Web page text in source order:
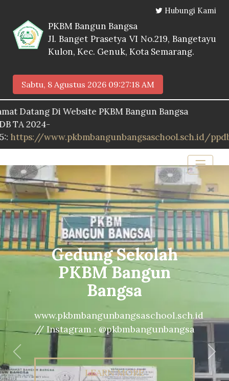
Hubungi Kami
PKBM Bangun Bangsa
Jl. Banget Prasetya VI No.219, Bangetayu
Kulon, Kec. Genuk, Kota Semarang.
Sabtu, 8 Agustus 2026 09:27:19 AM
Di Website PKBM Bangun Bangsa
www.pkbmbangunbangsaschool.sch.id/ppdb
Gedung Sekolah
PKBM Bangun
Bangsa
www.pkbmbangunbangsaschool.sch.id
// Instagram : @pkbmbangunbangsa
LEARN MORE
Previous